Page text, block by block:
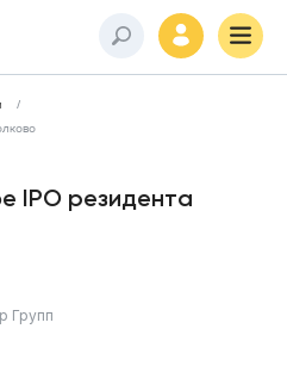
IPO резидента
Групп